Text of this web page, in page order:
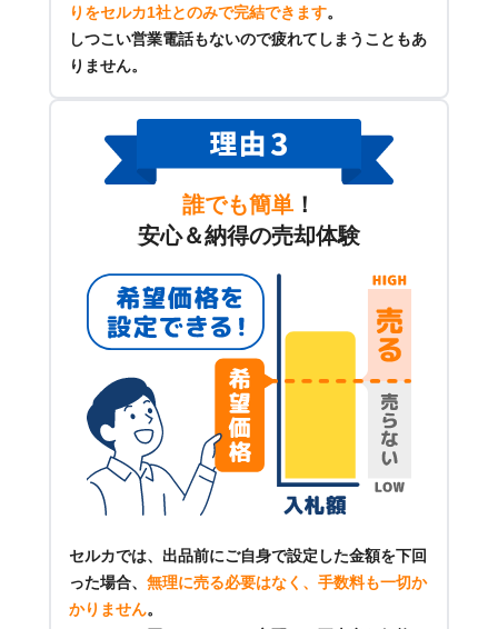
りをセルカ1社とのみで完結できます。
しつこい営業電話もないので疲れてしまうこともあ
りません。
誰でも簡単 ！
安心＆納得の売却体験
セルカでは、出品前にご自身で設定した金額を下回
った場合、 無理に売る必要はなく、手数料も一切か
かりません。